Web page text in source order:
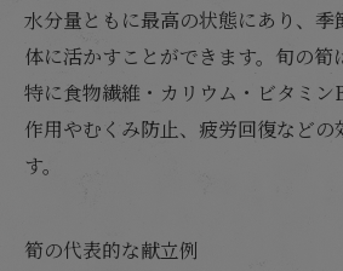
水分量ともに最高の状態にあり、季
体に活かすことができます。旬の筍
特に食物繊維・カリウム・ビタミ
作用やむくみ防止、疲労回復などの
す。
筍の代表的な献立例